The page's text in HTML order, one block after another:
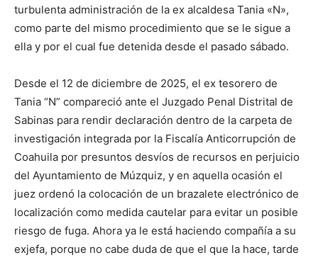
turbulenta administración de la ex alcaldesa Tania «N»,
como parte del mismo procedimiento que se le sigue a
ella y por el cual fue detenida desde el pasado sábado.
Desde el 12 de diciembre de 2025, el ex tesorero de
Tania “N” compareció ante el Juzgado Penal Distrital de
Sabinas para rendir declaración dentro de la carpeta de
investigación integrada por la Fiscalía Anticorrupción de
Coahuila por presuntos desvíos de recursos en perjuicio
del Ayuntamiento de Múzquiz, y en aquella ocasión el
juez ordenó la colocación de un brazalete electrónico de
localización como medida cautelar para evitar un posible
riesgo de fuga. Ahora ya le está haciendo compañía a su
exjefa, porque no cabe duda de que el que la hace, tarde